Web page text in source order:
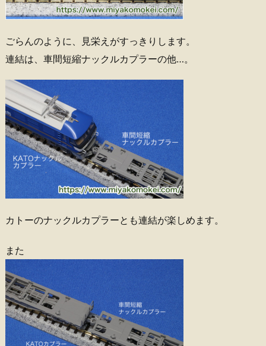
ごらんのように、見栄えがすっきりします。
連結は、車間短縮ナックルカプラーの他…。
カトーのナックルカプラーとも連結が楽しめます。
また